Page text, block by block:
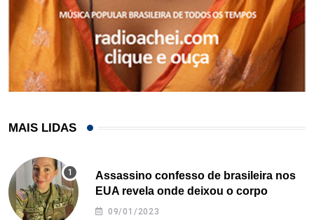
MAIS LIDAS
Assassino confesso de brasileira nos
EUA revela onde deixou o corpo
09/01/2023